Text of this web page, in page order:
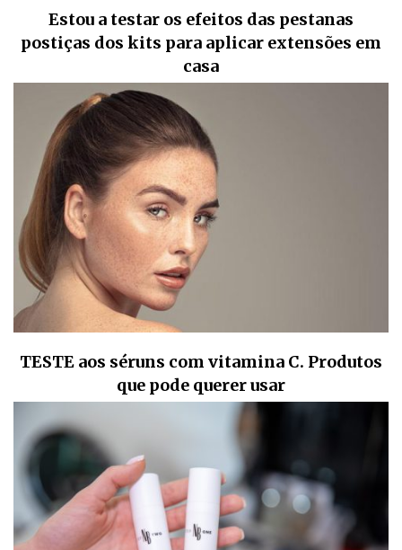
Estou a testar os efeitos das pestanas
postiças dos kits para aplicar extensões em
casa
TESTE aos séruns com vitamina C. Produtos
que pode querer usar